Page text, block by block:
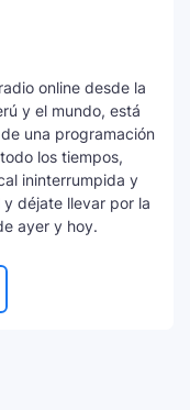
online desde la
y el mundo, está
una programación
los tiempos,
ininterrumpida y
déjate llevar por la
ayer y hoy.